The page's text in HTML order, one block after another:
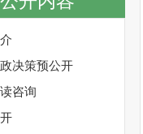
决策预公开
咨询